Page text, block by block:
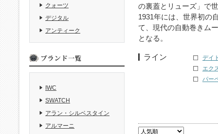
の裏蓋とリューズ」で
1931年には、世界初の
て、現代の自動巻きム
となる。
ライン
デイ
エク
パー
クォーツ
デジタル
アンティーク
IWC
SWATCH
アラン・シルベスタイン
アルマーニ